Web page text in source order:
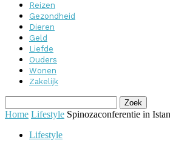
Reizen
Gezondheid
Dieren
Geld
Liefde
Ouders
Wonen
Zakelijk
Home Lifestyle Spinozaconferentie in
Lifestyle